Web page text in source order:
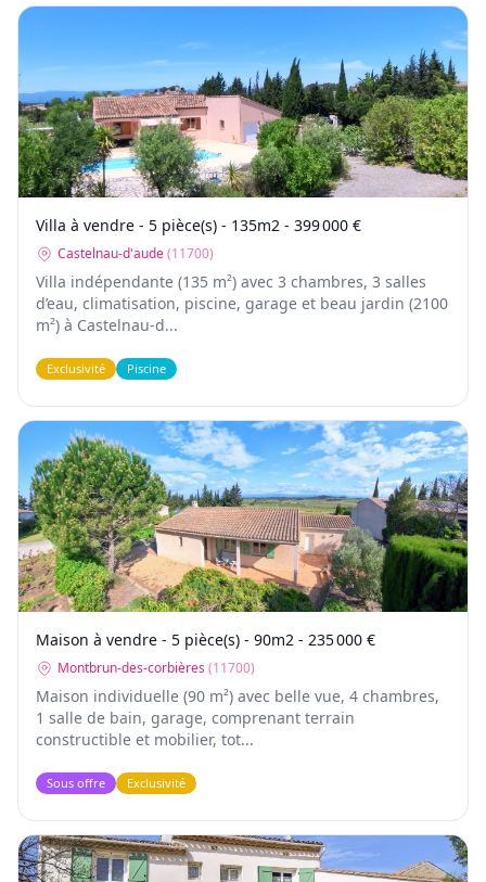
Villa à vendre - 5 pièce(s) - 135m2 - 399 000 €
Castelnau-d'aude(11700)
Villa indépendante (135 m²) avec 3 chambres, 3 salles
d’eau, climatisation, piscine, garage et beau jardin (2100
m²) à Castelnau-d...
Exclusivité Piscine
Maison à vendre - 5 pièce(s) - 90m2 - 235 000 €
Montbrun-des-corbières (11700)
Maison individuelle (90 m²) avec belle vue, 4 chambres,
1 salle de bain, garage, comprenant terrain
constructible et mobilier, tot...
Sous offre Exclusivité